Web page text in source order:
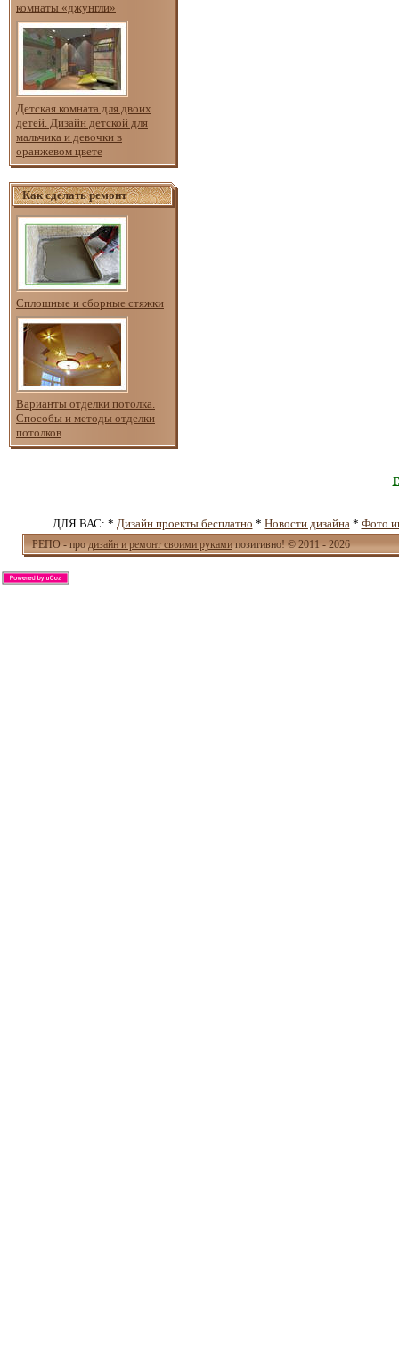
комнаты «джунгли»
Детская комната для двоих
детей. Дизайн детской для
мальчика и девочки в
оранжевом цвете
Как сделать ремонт
Сплошные и сборные стяжки
Варианты отделки потолка.
Способы и методы отделки
потолков
ДЛЯ ВАС: * Дизайн проекты бесплатно * Новости дизайна* Фото
РЕПО - продизайн и ремонт своими рукамипозитивно! © 2011 - 2026